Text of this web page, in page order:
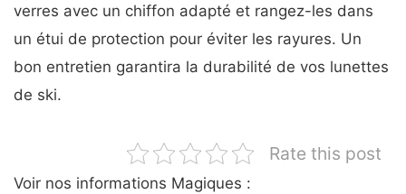
verres avec un chiffon adapté et rangez-les dans
un étui de protection pour éviter les rayures. Un
bon entretien garantira la durabilité de vos lunettes
de ski.
Rate this post
Voir nos informations Magiques :